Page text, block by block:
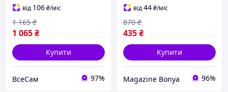
коржів, 3 шт.
від 106₴/міс
1 065₴
1 165 ₴
Купити
ВсеСам 97%
духовці 3 в 1 COL
від44₴/міс
435₴
870 ₴
Купити
Magazine Bonya 96%